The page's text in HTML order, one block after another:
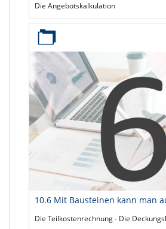
Die Angebotskalkulation
10.6 Mit Bausteinen kann man
Die Teilkostenrechnung - Die